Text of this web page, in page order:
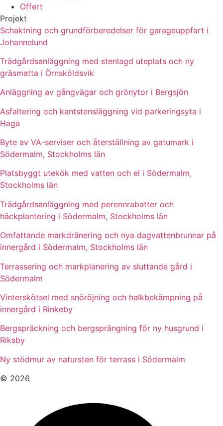
Offert
Projekt
Schaktning och grundförberedelser för garageuppfart i
Johannelund
Trädgårdsanläggning med stenlagd uteplats och ny
gräsmatta i Örnsköldsvik
Anläggning av gångvägar och grönytor i Bergsjön
Asfaltering och kantstensläggning vid parkeringsyta i
Haga
Byte av VA-serviser och återställning av gatumark i
Södermalm, Stockholms län
Platsbyggt utekök med vatten och el i Södermalm,
Stockholms län
Trädgårdsanläggning med perennrabatter och
häckplantering i Södermalm, Stockholms län
Omfattande markdränering och nya dagvattenbrunnar på
innergård i Södermalm, Stockholms län
Terrassering och markplanering av sluttande gård i
Södermalm
Vinterskötsel med snöröjning och halkbekämpning på
innergård i Rinkeby
Bergspräckning och bergsprängning för ny husgrund i
Riksby
Ny stödmur av natursten för terrass i Södermalm
© 2026